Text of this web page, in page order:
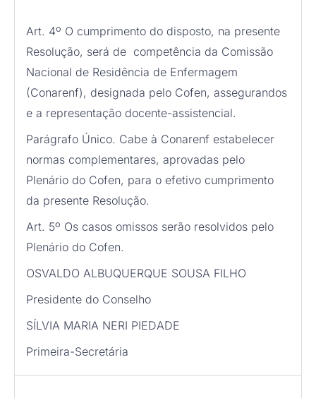
Art. 4º O cumprimento do disposto, na presente
Resolução, será de competência da Comissão
Nacional de Residência de Enfermagem
(Conarenf), designada pelo Cofen, assegurandos
e a representação docente-assistencial.
Parágrafo Único. Cabe à Conarenf estabelecer
normas complementares, aprovadas pelo
Plenário do Cofen, para o efetivo cumprimento
da presente Resolução.
Art. 5º Os casos omissos serão resolvidos pelo
Plenário do Cofen.
OSVALDO ALBUQUERQUE SOUSA FILHO
Presidente do Conselho
SÍLVIA MARIA NERI PIEDADE
Primeira-Secretária